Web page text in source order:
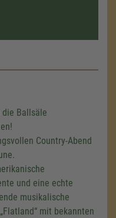
Ballsäle
Country-Abend
und eine echte
musikalische
mit bekannten